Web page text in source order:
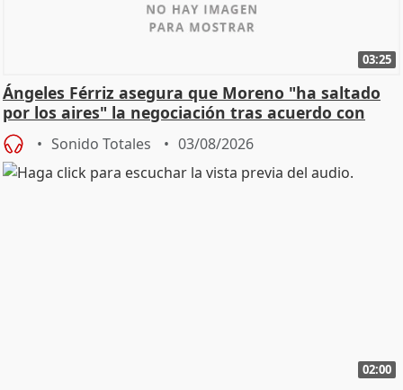
03:25
Ángeles Férriz asegura que Moreno "ha saltado
por los aires" la negociación tras acuerdo con
SMA
Sonido Totales 03/08/2026
02:00